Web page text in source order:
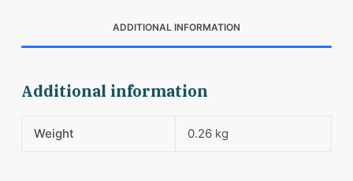
ADDITIONAL INFORMATION
Additional information
Weight 0.26 kg